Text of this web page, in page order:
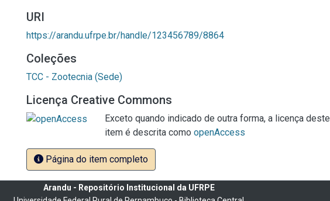
URI
https://arandu.ufrpe.br/handle/123456789/8864
Coleções
TCC - Zootecnia (Sede)
Licença Creative Commons
Exceto quando indicado de outra forma, a licença deste
item é descrita como openAccess
Página do item completo
Arandu - Repositório Institucional da UFRPE